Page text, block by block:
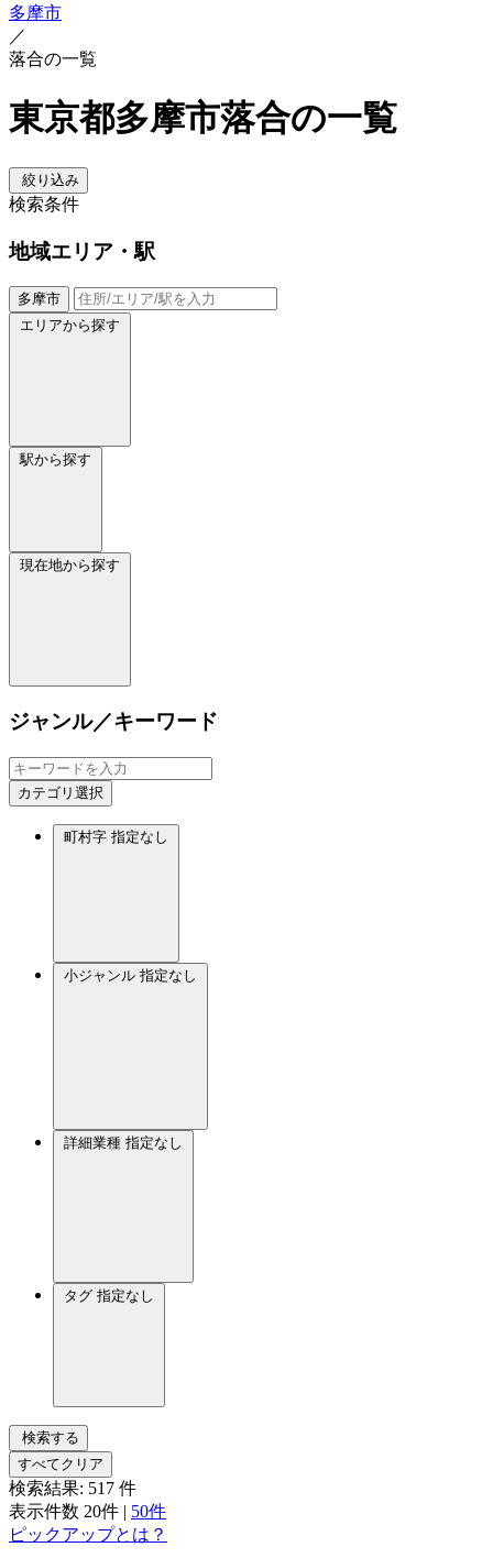
多摩市
／
落合の一覧
東京都多摩市落合の一覧
絞り込み
検索条件
地域エリア・駅
多摩市
エリアから探す
駅から探す
現在地から探す
ジャンル／キーワード
カテゴリ選択
町村字 指定なし
小ジャンル 指定なし
詳細業種 指定なし
タグ 指定なし
検索する
すべてクリア
検索結果: 517 件
表示件数 20件 | 50件
ピックアップとは？